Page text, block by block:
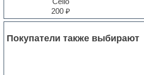
200 ₽
Покупатели также выбирают